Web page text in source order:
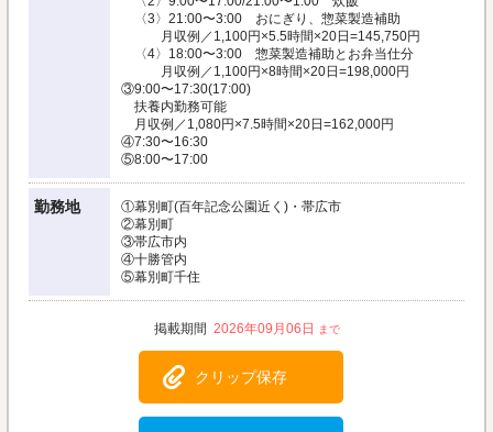
〈3〉21:00〜3:00 おにぎり、惣菜製造補助
月収例／1,100円×5.5時間×20日=145,750円
〈4〉18:00〜3:00 惣菜製造補助とお弁当仕分
月収例／1,100円×8時間×20日=198,000円
③9:00〜17:30(17:00)
扶養内勤務可能
月収例／1,080円×7.5時間×20日=162,000円
④7:30〜16:30
⑤8:00〜17:00
勤務地
①幕別町(百年記念公園近く)・帯広市
②幕別町
③帯広市内
④十勝管内
⑤幕別町千住
2026年09月06日
クリップ保存